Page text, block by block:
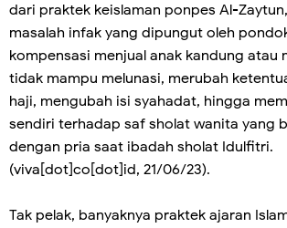
dari praktek keislaman ponpes Al-
masalah infak yang dipungut oleh
kompensasi menjual anak kandung atau
tidak mampu melunasi, merubah
haji, mengubah isi syahadat, hingga
sendiri terhadap saf sholat wanita yang
dengan pria saat ibadah sholat Idulfitri.
(viva[dot]co[dot]id, 21/06/23).
Tak pelak, banyaknya praktek ajaran